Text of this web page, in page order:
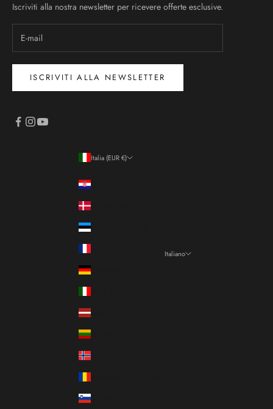
Iscriviti alla nostra newsletter per ricevere offerte esclusive.
ISCRIVITI ALLA NEWSLETTER
Italia (EUR €)
Croazia (EUR €)
Danimarca (DKK kr.)
Estonia (EUR €)
Francia (EUR €)
Germania (EUR €)
Italia (EUR €)
Lettonia (EUR €)
Lituania (EUR €)
Norvegia (EUR €)
Romania (RON Lei)
Slovenia (EUR €)
Italiano